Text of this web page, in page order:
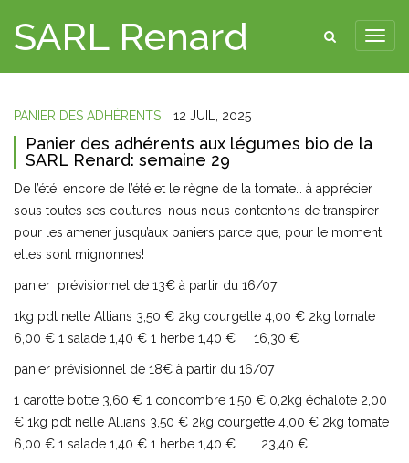
SARL Renard
PANIER DES ADHÉRENTS 12 JUIL, 2025
Panier des adhérents aux légumes bio de la
SARL Renard: semaine 29
De l’été, encore de l’été et le règne de la tomate… à apprécier
sous toutes ses coutures, nous nous contentons de transpirer
pour les amener jusqu’aux paniers parce que, pour le moment,
elles sont mignonnes!
panier prévisionnel de 13€ à partir du 16/07
1kg pdt nelle Allians 3,50 € 2kg courgette 4,00 € 2kg tomate
6,00 € 1 salade 1,40 € 1 herbe 1,40 € 16,30 €
panier prévisionnel de 18€ à partir du 16/07
1 carotte botte 3,60 € 1 concombre 1,50 € 0,2kg échalote 2,00
€ 1kg pdt nelle Allians 3,50 € 2kg courgette 4,00 € 2kg tomate
6,00 € 1 salade 1,40 € 1 herbe 1,40 € 23,40 €